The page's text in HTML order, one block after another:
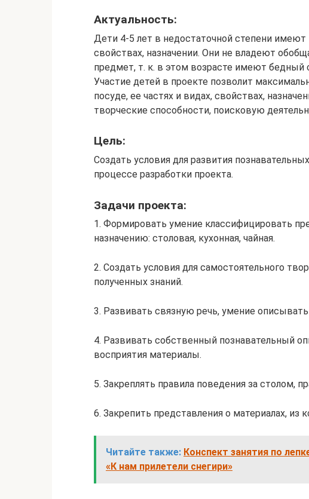
Актуальность:
Дети 4-5 лет в недостаточной степени имеют
свойствах, назначении. Они не владеют
предмет, т. к. в этом возрасте имеют бедный
Участие детей в проекте позволит
посуде, ее частях и видах, свойствах,
творческие способности, поисковую
Цель:
Создать условия для развития
процессе разработки проекта.
Задачи проекта:
1. Формировать умение классифицировать
назначению: столовая, кухонная, чайная.
2. Создать условия для самостоятельного
полученных знаний.
3. Развивать связную речь, умение
4. Развивать собственный познавательный
восприятия материалы.
5. Закреплять правила поведения за столом,
6. Закрепить представления о материалах, из
Читайте также: Конспект занятия по
«К нам прилетели снегири»